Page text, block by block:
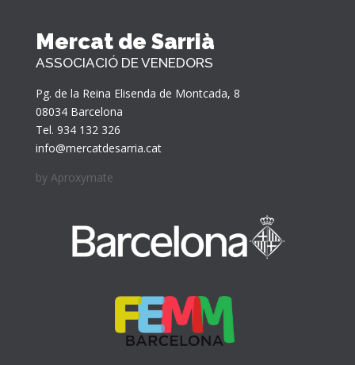
Mercat de Sarrià
ASSOCIACIÓ DE VENEDORS
Pg. de la Reina Elisenda de Montcada, 8
08034 Barcelona
Tel. 934 132 326
info@mercatdesarria.cat
by Aproxymate